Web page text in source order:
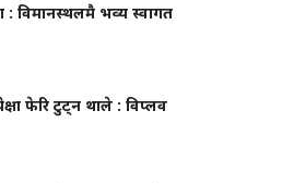
: विमानस्थलमै भव्य स्वागत
फेरि टुट्न थाले : विप्लव